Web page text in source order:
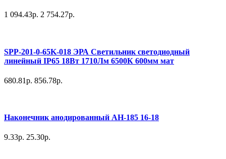
1 094.43р. 2 754.27р.
SPP-201-0-65K-018 ЭРА Светильник светодиодный
линейный IP65 18Вт 1710Лм 6500К 600мм мат
680.81р. 856.78р.
Наконечник анодированный АН-185 16-18
9.33р. 25.30р.